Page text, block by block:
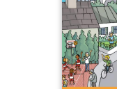
Bénéficiez de
Téléchargez